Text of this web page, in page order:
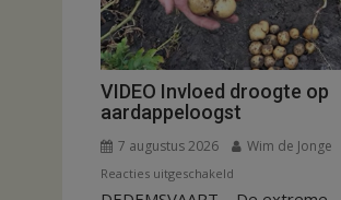
VIDEO Invloed droogte op
aardappeloogst
7 augustus 2026 Wim de Jonge
Reacties uitgeschakeld
VIDEO